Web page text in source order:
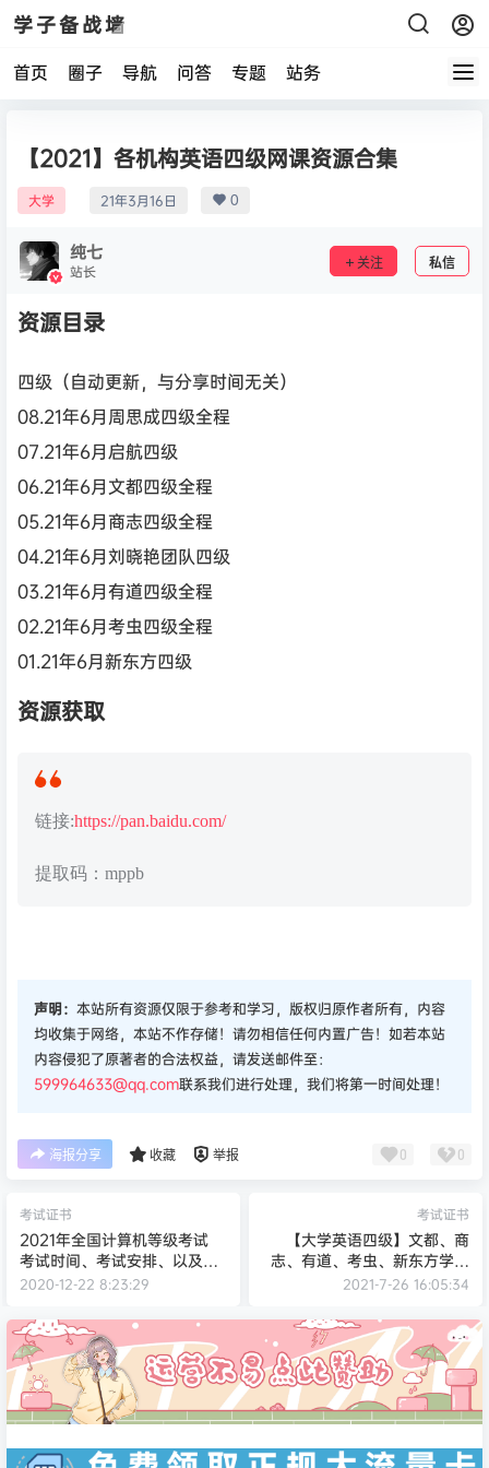
学子备战墙
首页 圈子 导航 问答 专题 站务
【2021】各机构英语四级网课资源合集
大学 21年3月16日 0
纯七
站长 关注 私信
资源目录
四级（自动更新，与分享时间无关）
08.21年6月周思成四级全程
07.21年6月启航四级
06.21年6月文都四级全程
05.21年6月商志四级全程
04.21年6月刘晓艳团队四级
03.21年6月有道四级全程
02.21年6月考虫四级全程
01.21年6月新东方四级
资源获取
链接:https://pan.baidu.com/
提取码：mppb
声明： 本站所有资源仅限于参考和学习，版权归原作者所有，内容
均收集于网络，本站不作存储！请勿相信任何内置广告！如若本站
内容侵犯了原著者的合法权益，请发送邮件至：
599964633@qq.com联系我们进行处理，我们将第一时间处理！
海报分享 收藏 举报 0 0
考试证书
2021年全国计算机等级考试
考试时间、考试安排、以及考
试大纲
2020-12-22 8:23:29
考试证书
【大学英语四级】文都、商
志、有道、考虫、新东方学习
资源合集
2021-7-26 16:05:34